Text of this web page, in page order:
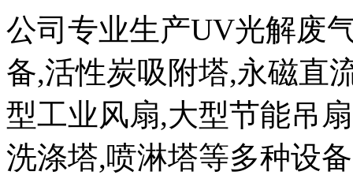
公司专业生产UV光解废
备,活性炭吸附塔,永磁直
型工业风扇,大型节能吊
洗涤塔,喷淋塔等多种设